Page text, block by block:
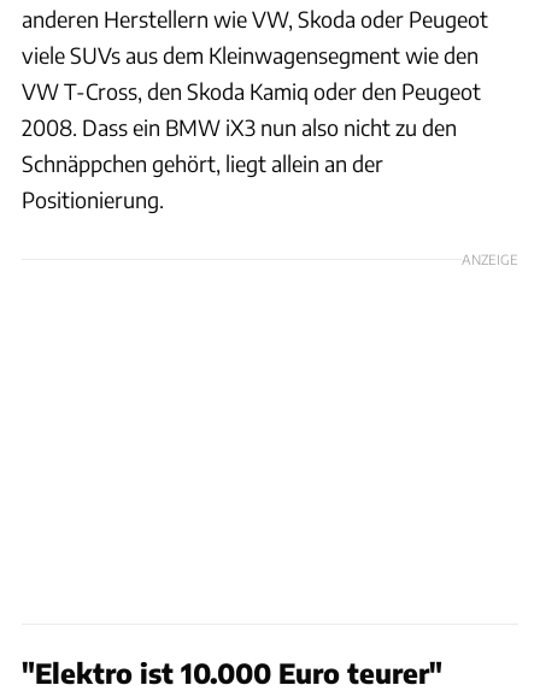
anderen Herstellern wie VW, Skoda oder Peugeot
viele SUVs aus dem Kleinwagensegment wie den
VW T-Cross, den Skoda Kamiq oder den Peugeot
2008. Dass ein BMW iX3 nun also nicht zu den
Schnäppchen gehört, liegt allein an der
Positionierung.
ANZEIGE
"Elektro ist 10.000 Euro teurer"